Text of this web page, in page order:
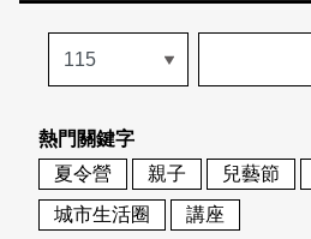
歷史專題
活動列表
地圖搜尋
關於我們
關於我們
刊物索取地點
會員基本資料
刊登活動
網站導覽
熱門關鍵字
夏令營
親子 兒藝節
城市生活圈
講座